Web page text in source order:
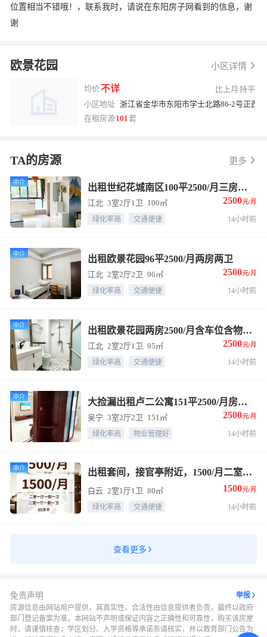
位置相当不错哦！，联系我时，请说在东阳房子网看到的信息，谢
谢
欧景花园 小区详情
均价不详 比上月 持平
小区地址 浙江省金华市东阳市学士北路86-2号正西
在租房源101 套
TA的房源 更多
中介
出租世纪花城南区100平2500/月三房两厅一卫民用水电
江北 3室2厅1卫 100㎡ 2500元/月
绿化率高 交通便捷 14小时前
中介
出租欧景花园96平2500/月两房两卫
江北 2室2厅2卫 96㎡ 2500元/月
绿化率高 交通便捷 14小时前
中介
出租欧景花园两房2500/月含车位含物业民用水电
江北 2室2厅1卫 95㎡ 2500元/月
绿化率高 交通便捷 14小时前
中介
大捡漏出租卢二公寓151平2500/月房子装修非常不错清清爽爽干干净净家具家电俱全拎包入住民用水电
吴宁 3室2厅2卫 151㎡ 2500元/月
绿化率高 物业管理好 14小时前
中介 出租套间，接官亭附近，1500/月二室一厅一厨一卫，80多平，近邻人民医院，菜场 ☎️13858957477楼姐
白云 2室1厅1卫 80㎡ 1500元/月
绿化率高 交通便捷 14小时前
查看更多
免责声明
举报
房源信息由网站用户提供，其真实性、合法性由信息提供者负责，最终以政府
部门登记备案为准，本网站不声明或保证内容之正确性和可靠性，购买该房屋
时，请谨慎核查；学区划分、入学资格等承诺务请核实，并以教育部门公告为
换一张 长按图片保存